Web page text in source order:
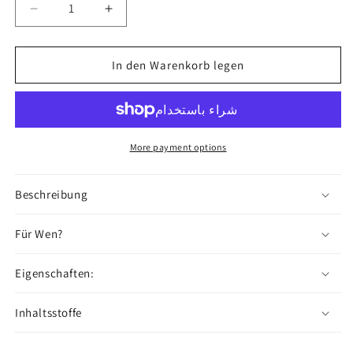
Verringere
die
Menge
NO.
Öl
Erhöhe
die
Menge
für
NO.
445
Öl
In den Warenkorb legen
More payment options
Beschreibung
Für Wen?
Eigenschaften:
Inhaltsstoffe